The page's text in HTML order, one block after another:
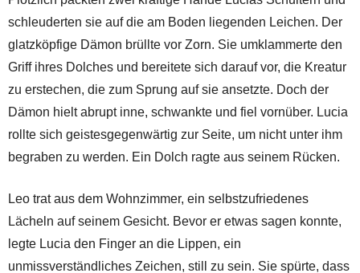
schleuderten sie auf die am Boden liegenden Leichen. Der
glatzköpfige Dämon brüllte vor Zorn. Sie umklammerte den
Griff ihres Dolches und bereitete sich darauf vor, die Kreatur
zu erstechen, die zum Sprung auf sie ansetzte. Doch der
Dämon hielt abrupt inne, schwankte und fiel vornüber. Lucia
rollte sich geistesgegenwärtig zur Seite, um nicht unter ihm
begraben zu werden. Ein Dolch ragte aus seinem Rücken.
Leo trat aus dem Wohnzimmer, ein selbstzufriedenes
Lächeln auf seinem Gesicht. Bevor er etwas sagen konnte,
legte Lucia den Finger an die Lippen, ein
unmissverständliches Zeichen, still zu sein. Sie spürte, dass